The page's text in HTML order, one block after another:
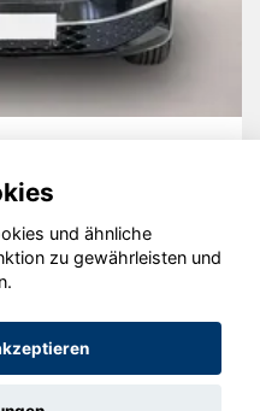
2020 - 2026
und ähnliche
zu gewährleisten und